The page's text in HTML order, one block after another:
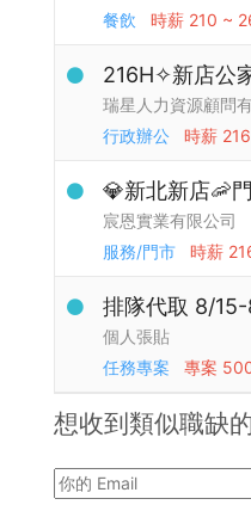
餐飲
時薪 210 ~
216H✧新店公
瑞星人力資源顧問
行政辦公
時薪
💎新北新店🦐
宸恩實業有限公司
服務/門市
時薪
排隊代取 8/
個人張貼
任務專案
專案
想收到類似職缺